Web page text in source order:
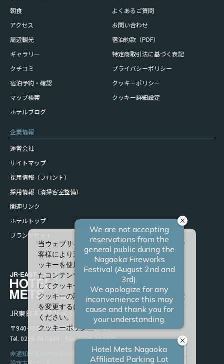
朝食
アクセス
周辺観光
ギャラリー
クチコミ
宿泊予約・確認
マップ検索
ホテルブログ
よくあるご質問
お問い合わせ
宿泊約款（PDF）
特定商取引法に基づく表記
プライバシーポリシー
クッキーポリシー
クッキー詳細設定
企業情報
運営会社
サイトマップ
採用情報（フロント）
採用情報（清掃客室整備）
関連リンク
ホテルトップ
ブランドサイト
JR東日本ホテルメッツ 長岡
〒940-0048 新潟県長岡市台町2-4-9
Tel. 0258-30-5800 Fax. 0258-30-5801
非通知設定の方は発信者番号を設定の上お電話ください。
当ウェブサイトでは、サービスの向上、またお
客様により適したサービスを提供するため、ク
ッキーを使用しています。また、お客様に合っ
たコンテンツや広告を表示させることを目的と
してクッキーを使用する場合があります。
クッキーの詳細や、クッキーの種類ごとに設定
を変更するには、「詳細設定」をクリックして
ください。
クッキーポリシー
すべて許可